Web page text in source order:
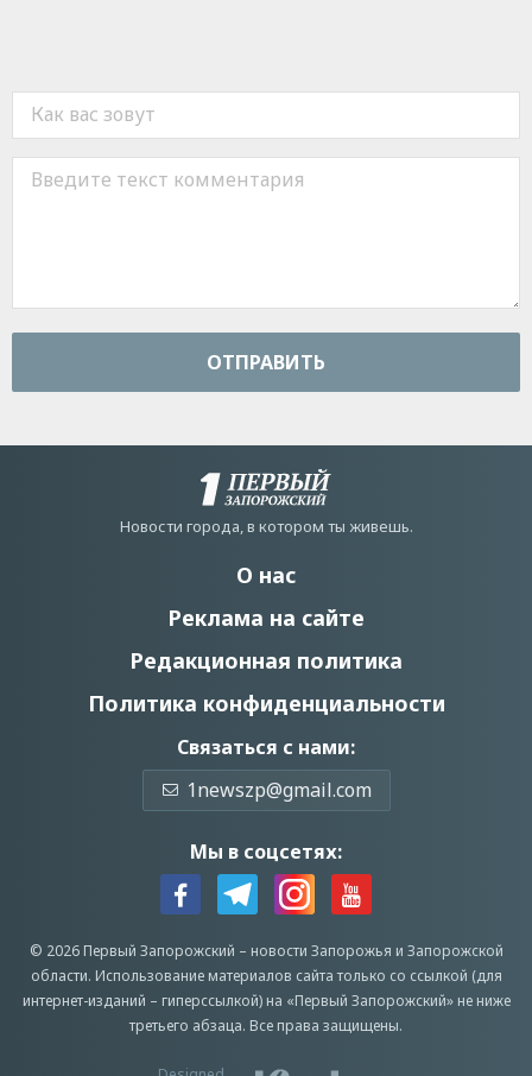
ОТПРАВИТЬ
Новости города, в котором ты живешь.
О нас
Реклама на сайте
Редакционная политика
Политика конфиденциальности
Связаться с нами:
1newszp@gmail.com
Мы в соцсетях:
© 2026 Первый Запорожский – новости Запорожья и Запорожской
области. Использование материалов сайта только со ссылкой (для
интернет-изданий – гиперссылкой) на «Первый Запорожский» не ниже
третьего абзаца. Все права защищены.